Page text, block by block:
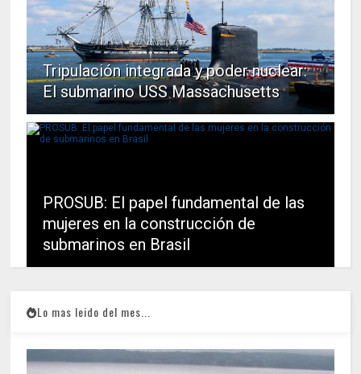
Tripulación integrada y poder nuclear:
El submarino USS Massachusetts
PROSUB: El papel fundamental de las
mujeres en la construcción de
submarinos en Brasil
Lo mas leido del mes...